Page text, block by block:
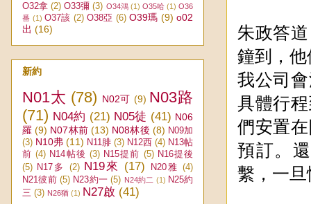
朱政答
鐘到，
我公司
具體行
們安置
預訂。
繫，一
O32拿 (2) O33彌 (3) O34鴻 (1) O35哈 (1) O36
番 (1) O37該 (2) O38亞 (6) O39瑪 (9) o02
出 (16)
新約
N01太 (78) N02可 (9) N03路
(71) N04約 (21) N05徒 (41) N06
羅 (9) N07林前 (13) N08林後 (8) N09加
(3) N10弗 (11) N11腓 (3) N12西 (4) N13帖
前 (4) N14帖後 (3) N15提前 (5) N16提後
(5) N17多 (2) N19來 (17) N20雅 (4)
N21彼前 (5) N23約一 (5) N24約二 (1) N25約
三 (3) N26猶 (1) N27啟 (41)